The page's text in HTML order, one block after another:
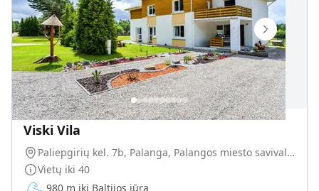
Viski Vila
Paliepgirių kel. 7b, Palanga, Palangos miesto savivaldybė, Lietuva
Vietų iki 40
980 m iki Baltijos jūra